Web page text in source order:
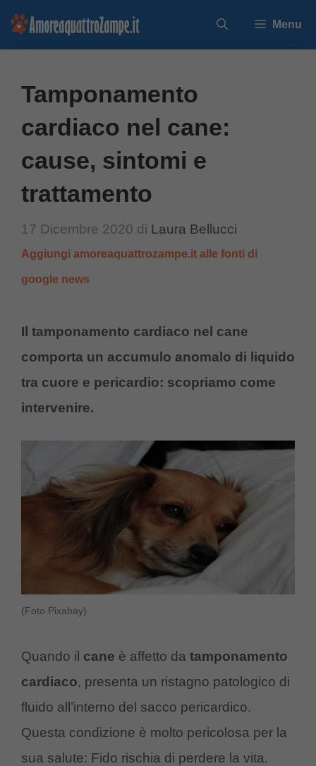
Vai
Menu
Tamponamento
cardiaco nel cane:
cause, sintomi e
trattamento
17 Dicembre 2020 di Laura Bellucci
Aggiungi amoreaquattrozampe.it alle fonti di
google news
Il tamponamento cardiaco nel cane
comporta un accumulo anomalo di liquido
tra cuore e pericardio: scopriamo come
intervenire.
(Foto Pixabay)
Quando il cane è affetto da tamponamento
cardiaco, presenta un ristagno patologico di
fluido all’interno del sacco pericardico.
Questa condizione è molto pericolosa per la
sua salute: Fido rischia di perdere la vita.